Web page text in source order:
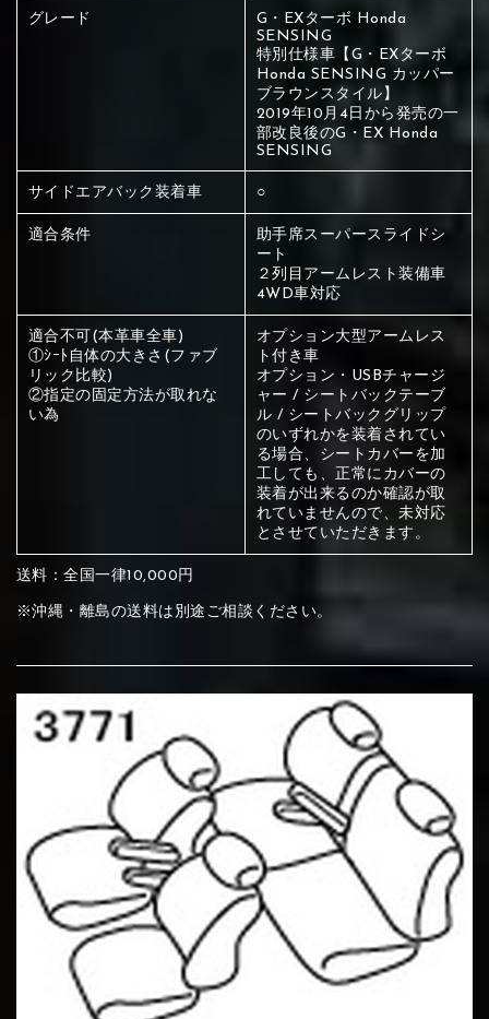
赤く塗られている場所を選択
ください
メイン生地は下記16種類からご選択ください。
②Gray ③Red
⑧Orange ⑨Pink
⑩White ⑪Black ⑫Ivory
赤く塗られている部分にカラ
ー選択ください
サブ生地は下記16種類からご選択ください。
②Gray ③Red
⑦Blue ⑧Orange ⑨Pink
⑩White ⑪Black
赤く塗られている場所を選択
ください
刺繍は下記21種類からご選択ください。
④Brown ⑤Dark Brown ⑥Yellow
⑦Blue ⑧Orange ⑨Pink
赤く塗られている場所を選択
刺繍は下記21種類からご選択ください。
④Beige ⑤Ivory ⑥Red
⑦Wine-red ⑧Yellow ⑨Orange
赤く塗られている場所を選択
刺繍は下記21種類からご選択ください。
④Beige ⑤Ivory ⑥Red
⑦Wine-red ⑧Yellow ⑨Orange
グレード
G・EXターボ Honda
SENSING
特別仕様車【G・EXターボ
Honda SENSING カッパー
ブラウンスタイル】
2019年10月4日から発売の一
部改良後のG・EX Honda
SENSING
サイドエアバック装着車 ○
適合条件
助手席スーパースライドシ
ート
２列目アームレスト装備車
4WD車対応
適合不可(本革車全車)
①ｼｰﾄ自体の大きさ(ファブ
リック比較)
②指定の固定方法が取れな
い為
オプション大型アームレス
ト付き車
オプション・USBチャージ
ャー / シートバックテーブ
ル / シートバックグリップ
のいずれかを装着されてい
る場合、シートカバーを加
工しても、正常にカバーの
装着が出来るのか確認が取
れていませんので、未対応
とさせていただきます。
送料：全国一律10,000円
※沖縄・離島の送料は別途ご相談ください。